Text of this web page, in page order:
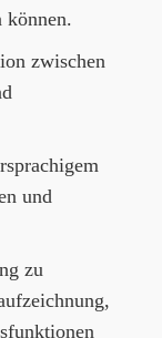
können.
zwischen
und
zu